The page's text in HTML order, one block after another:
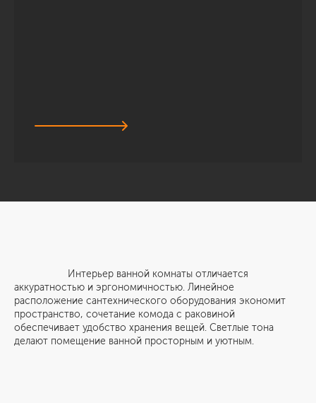
Интерьер ванной комнаты отличается
аккуратностью и эргономичностью. Линейное
расположение сантехнического оборудования экономит
пространство, сочетание комода с раковиной
обеспечивает удобство хранения вещей. Светлые тона
делают помещение ванной просторным и уютным.